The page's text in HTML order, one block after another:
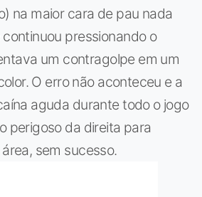
na maior cara de pau nada
pressionando o
um contragolpe em um
O erro não aconteceu e a
aguda durante todo o jogo
perigoso da direita para
sem sucesso.